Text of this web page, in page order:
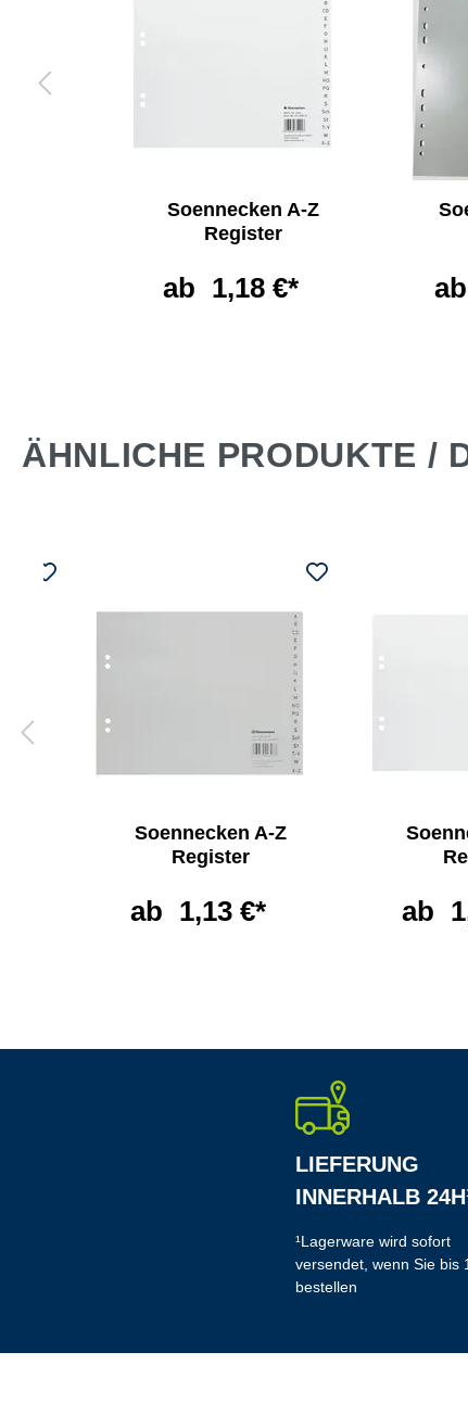
Soennecken A-Z
Register
ab 1,18 €* ab
ÄHNLICHE PRODUKTE /
Soennecken A-Z
Register
ab 1,13 €* ab
LIEFERUNG
INNERHALB
¹Lagerware wird sofort
versendet, wenn Sie bis
bestellen